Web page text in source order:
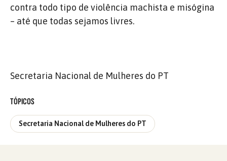
contra todo tipo de violência machista e misógina
– até que todas sejamos livres.
Secretaria Nacional de Mulheres do PT
TÓPICOS
Secretaria Nacional de Mulheres do PT